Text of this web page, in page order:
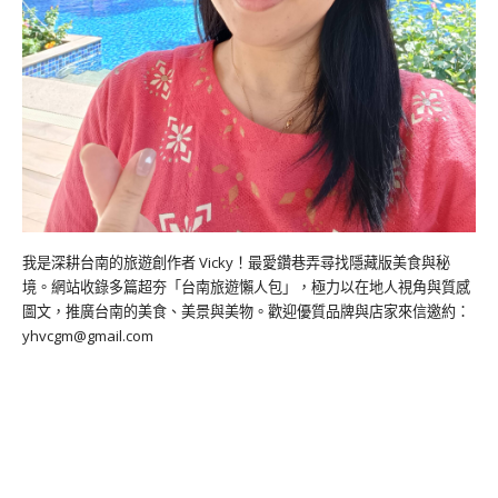
我是深耕台南的旅遊創作者 Vicky！最愛鑽巷弄尋找隱藏版美食與秘
境。網站收錄多篇超夯「台南旅遊懶人包」，極力以在地人視角與質感
圖文，推廣台南的美食、美景與美物。歡迎優質品牌與店家來信邀約：
yhvcgm@gmail.com